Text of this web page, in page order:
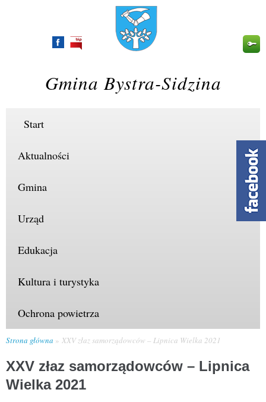
Przejdź
Gmina Bystra-Sidzina
Start
Aktualności
Gmina
Urząd
Edukacja
Kultura i turystyka
Ochrona powietrza
Strona główna XXV złaz samorządowców – Lipnica Wielka 2021
XXV złaz samorządowców – Lipnica
Wielka 2021